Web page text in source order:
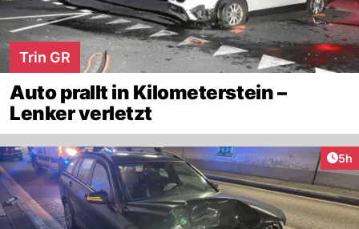
Trin GR
Auto prallt in Kilometerstein –
Lenker verletzt
5h